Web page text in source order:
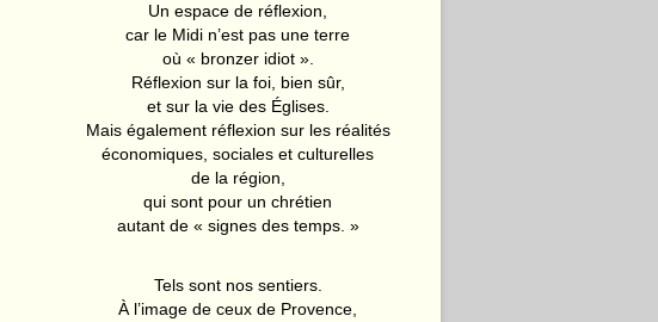
Un espace de réflexion,
car le Midi n’est pas une terre
où « bronzer idiot ».
Réflexion sur la foi, bien sûr,
et sur la vie des Églises.
Mais également réflexion sur les réalités
économiques, sociales et culturelles
de la région,
qui sont pour un chrétien
autant de « signes des temps. »
Tels sont nos sentiers.
À l’image de ceux de Provence,